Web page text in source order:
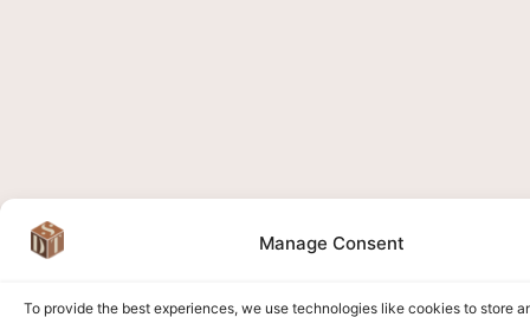
Manage Consent
To provide the best experiences, we use technologies like cookies to store